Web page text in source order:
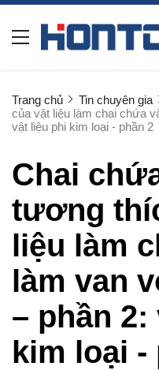
Trang chủ Tin chuyên gia
của vật liệu làm chai chứa
vật liệu phi kim loại - phần 2
Chai
tương
liệu làm
làm van
– phần
kim loại -